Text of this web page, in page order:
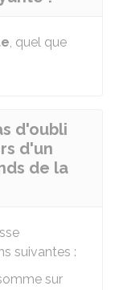
, quel que
d'oubli
d'un
de la
suivantes :
sur